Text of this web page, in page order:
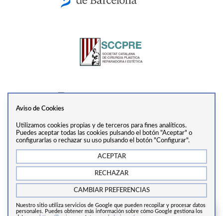
Ver perfil
+34 938 55 31 68
281, 2ª Planta, 08017, Barcelona
Copyrights © 2024 Cirugía estética Barcelona.
Aviso de Cookies
Utilizamos cookies propias y de terceros para fines analíticos.
Puedes aceptar todas las cookies pulsando el botón "Aceptar" o
configurarlas o rechazar su uso pulsando el botón "Configurar".
Nuestro sitio utiliza servicios de Google que pueden recopilar y procesar datos
personales. Puedes obtener más información sobre cómo Google gestiona los
ACEPTAR
RECHAZAR
CAMBIAR PREFERENCIAS